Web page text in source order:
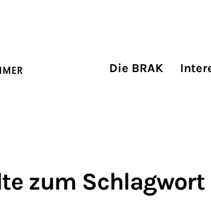
Die BRAK
zum Schlagwort